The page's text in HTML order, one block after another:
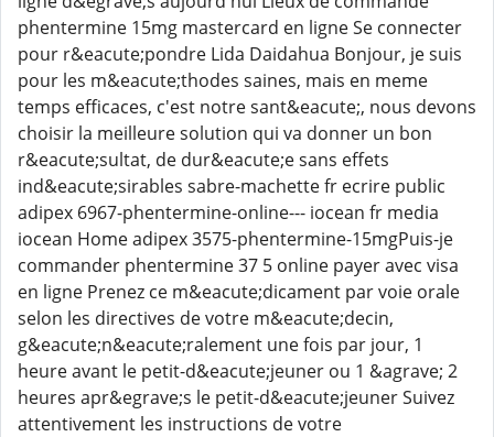
phentermine 15mg mastercard en ligne Se connecter
pour r&eacute;pondre Lida Daidahua Bonjour, je suis
pour les m&eacute;thodes saines, mais en meme
temps efficaces, c'est notre sant&eacute;, nous devons
choisir la meilleure solution qui va donner un bon
r&eacute;sultat, de dur&eacute;e sans effets
ind&eacute;sirables sabre-machette fr ecrire public
adipex 6967-phentermine-online--- iocean fr media
iocean Home adipex 3575-phentermine-15mgPuis-je
commander phentermine 37 5 online payer avec visa
en ligne Prenez ce m&eacute;dicament par voie orale
selon les directives de votre m&eacute;decin,
g&eacute;n&eacute;ralement une fois par jour, 1
heure avant le petit-d&eacute;jeuner ou 1 &agrave; 2
heures apr&egrave;s le petit-d&eacute;jeuner Suivez
attentivement les instructions de votre